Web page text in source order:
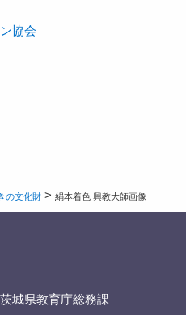
協会
の文化財 >絹本着色 興教大師画像
城県教育庁総務課